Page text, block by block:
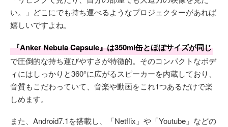
い。」どこにでも持ち運べるようなプロジェクターがあれば
嬉しいですよね。
『Anker Nebula Capsule』は350ml缶とほぼサイズが同じ
で圧倒的な持ち運びやすさが特徴的。そのコンパクトなボデ
ィにはしっかりと360°に広がるスピーカーを内蔵しており、
音質もこだわっていて、音楽や動画をこれ1つあるだけで楽
しめます。
また、Android7.1を搭載し、「Netflix」や「Youtube」などの